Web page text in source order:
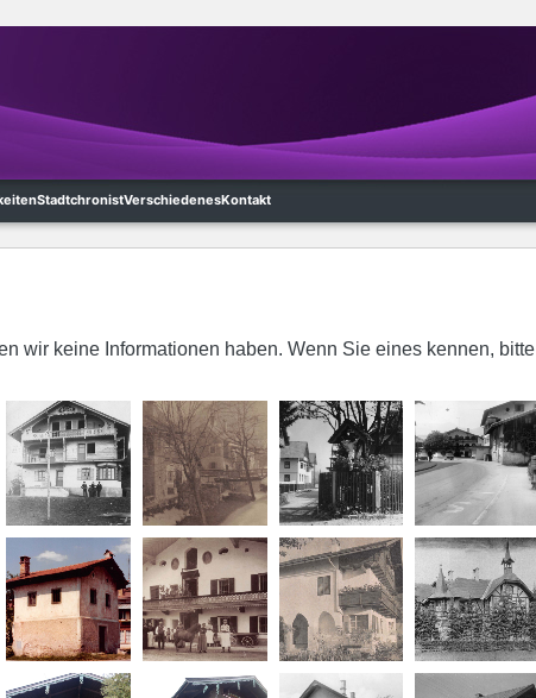
StadtchronistVerschiedenesKontakt
wir keine Informationen haben. Wenn Sie eines kennen, bitte